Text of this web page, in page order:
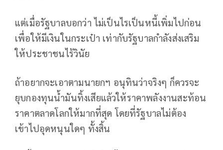
แต่เมื่อรัฐบาลบอกว่า ไม่เป็นไรเป็นหนี้เพิ่มไปก่อน
เพื่อให้มีเงินในกระเป๋า เท่ากับรัฐบาลกำลังส่งเสริม
ให้ประชาชนไร้วินัย
ถ้าอยากจะเอาตามนายกฯ อนุทินว่าจริงๆ ก็ควรจะ
ยุบกองทุนน้ำมันทิ้งเสียแล้วให้ราคาพลังงานสะท้อน
ราคาตลาดโลกให้มากที่สุด โดยที่รัฐบาลไม่ต้อง
เข้าไปอุดหนุนใดๆ ทั้งสิ้น